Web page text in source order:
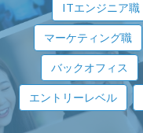
ITエンジニア職
マーケティング職
バックオフィス
エントリーレベル